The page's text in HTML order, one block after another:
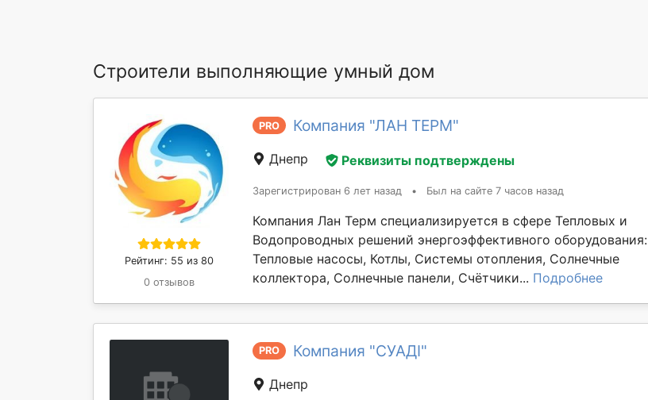
Строители выполняющие умный дом
Рейтинг: 55 из 80
0 отзывов
PRO Компания "ЛАН ТЕРМ"
Днепр Реквизиты подтверждены
Зарегистрирован 6 лет назад • Был на сайте 7 часов назад
Компания Лан Терм специализируется в сфере Тепловых и
Водопроводных решений энергоэффективного оборудования:
Тепловые насосы, Котлы, Системы отопления, Солнечные
коллектора, Солнечные панели, Счётчики... Подробнее
PRO Компания "СУАДІ"
Днепр